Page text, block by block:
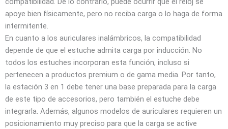
apoye bien físicamente, pero no reciba carga o lo haga de forma
intermitente.
En cuanto a los auriculares inalámbricos, la compatibilidad
depende de que el estuche admita carga por inducción. No
todos los estuches incorporan esta función, incluso si
pertenecen a productos premium o de gama media. Por tanto,
la estación 3 en 1 debe tener una base preparada para la carga
de este tipo de accesorios, pero también el estuche debe
integrarla. Además, algunos modelos de auriculares requieren un
posicionamiento muy preciso para que la carga se active